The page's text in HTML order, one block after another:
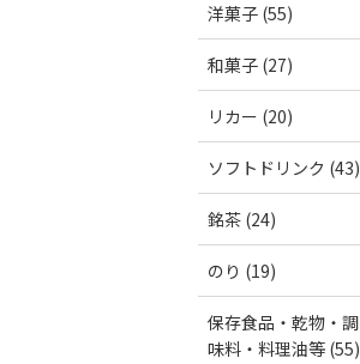
洋菓子 (55)
和菓子 (27)
リカー (20)
ソフトドリンク (43)
銘茶 (24)
のり (19)
保存食品・乾物・調
味料・料理油等 (55)